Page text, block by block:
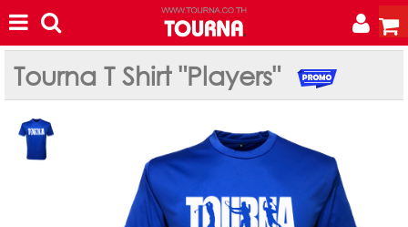
Tourna T Shirt "Players"